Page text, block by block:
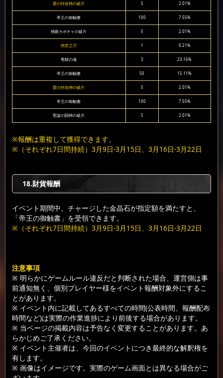
愛の特攻神の破片 5 2.01%
帝王の御触書 100 7.55%
独眼カボチャの破片 5 2.01%
绝世之刃 1 0.21%
竜騎の魂 3 23.16%
帝王の御触書 50 15.11%
愛の特攻神の破片 5 2.01%
帝王の御触書 100 7.55%
聖誕の闘神の破片 5 2.01%
※報酬は重複して獲得できます。
※（それぞれ7日間持続）3月9日-3月15日、3月16日-3月22日
18.財貨報酬
イベント期間中、チャージした金晶石が指定額を満たすと、
「帝王の御触書」を受領できます。
※（それぞれ7日間持続）3月9日-3月15日、3月16日-3月22日
注意事項
※ 明らかにゲームルール違反だと判断された場合、運営側は事
前通知無く、個別プレイヤー様をイベント報酬対象外にするこ
とがあります。
※ イベント内に記載してあるすべての時間(公表時間、報酬配布
時間など)は実際の作業進捗により前後する場合があります。
※ 当ページの掲載内容は予告なく変更することがあります。あ
らかじめご了承ください。
※ イベント主催者は、今回のイベントにつき最終的な解釈権を
有します。
※ 画像はイメージです。実際のゲーム画面とは異なる場合がご